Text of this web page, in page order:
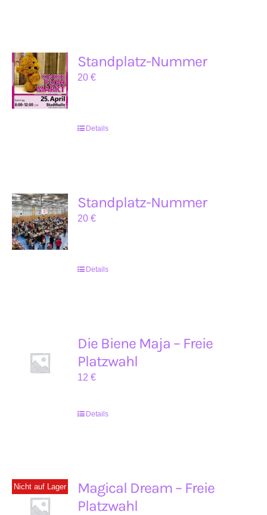
Standplatz-Nummer
20€
Details
Standplatz-Nummer
20€
Details
Die Biene Maja – Freie
Platzwahl
12€
Details
Nicht auf Lager
Magical Dream – Freie
Platzwahl